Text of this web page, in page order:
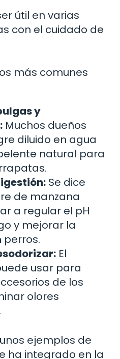
útil en varias
con el cuidado de
más comunes
y
Muchos dueños
diluido en agua
natural para
Se dice
de manzana
a regular el pH
y mejorar la
perros.
El
usar para
de los
olores
ejemplos de
ha integrado en la